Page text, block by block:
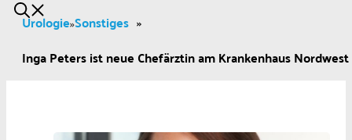
Urologie»Sonstiges »
Inga Peters ist neue Chefärztin am Krankenhaus Nordwest